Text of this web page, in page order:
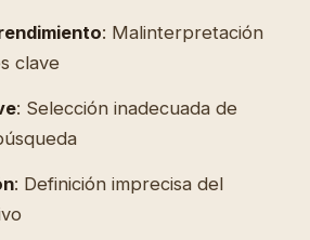
: Malinterpretación
clave
: Selección inadecuada de
: Definición imprecisa del